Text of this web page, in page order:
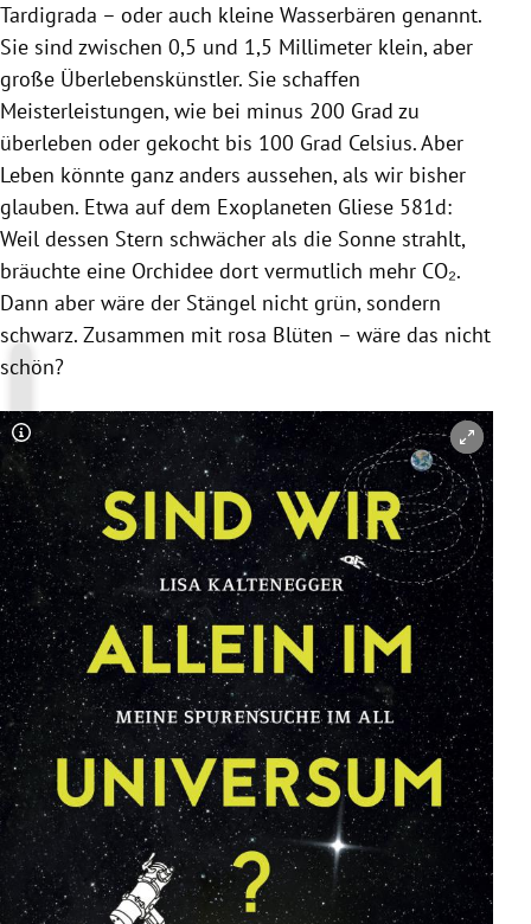
Tardigrada – oder auch kleine Wasserbären genannt.
Sie sind zwischen 0,5 und 1,5 Millimeter klein, aber
große Überlebenskünstler. Sie schaffen
Meisterleistungen, wie bei minus 200 Grad zu
überleben oder gekocht bis 100 Grad Celsius. Aber
Leben könnte ganz anders aussehen, als wir bisher
glauben. Etwa auf dem Exoplaneten Gliese 581d:
Weil dessen Stern schwächer als die Sonne strahlt,
bräuchte eine Orchidee dort vermutlich mehr CO₂.
Dann aber wäre der Stängel nicht grün, sondern
schwarz. Zusammen mit rosa Blüten – wäre das nicht
schön?
Copyright-Hinweis öffnen/schließen